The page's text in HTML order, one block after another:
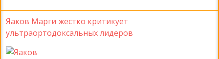
Яаков Марги жестко критикует
ультраортодоксальных лидеров